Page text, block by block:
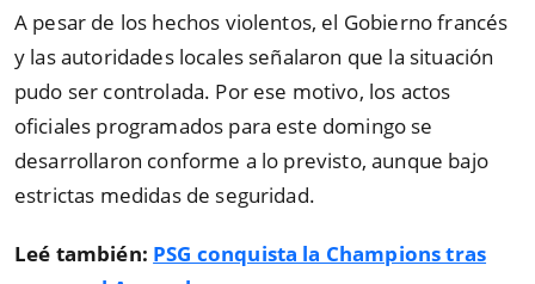
A pesar de los hechos violentos, el Gobierno francés
y las autoridades locales señalaron que la situación
pudo ser controlada. Por ese motivo, los actos
oficiales programados para este domingo se
desarrollaron conforme a lo previsto, aunque bajo
estrictas medidas de seguridad.
Leé también: PSG conquista la Champions tras